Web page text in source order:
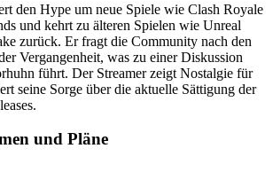
den Hype um neue Spiele wie Clash Royale
und kehrt zu älteren Spielen wie Unreal
zurück. Er fragt die Community nach den
Vergangenheit, was zu einer Diskussion
führt. Der Streamer zeigt Nostalgie für
seine Sorge über die aktuelle Sättigung der
und Pläne